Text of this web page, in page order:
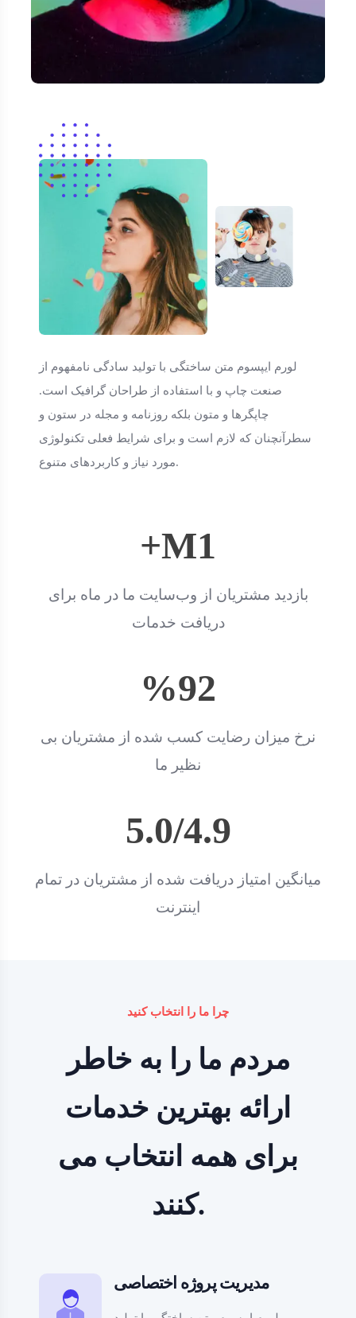
لورم ایپسوم متن ساختگی با تولید سادگی نامفهوم از
صنعت چاپ و با استفاده از طراحان گرافیک است.
چاپگرها و متون بلکه روزنامه و مجله در ستون و
سطرآنچنان که لازم است و برای شرایط فعلی تکنولوژی
مورد نیاز و کاربردهای متنوع.
+M1
بازدید مشتریان از وب‌سایت ما در ماه برای
دریافت خدمات
%92
نرخ میزان رضایت کسب شده از مشتریان بی
نظیر ما
5.0/4.9
میانگین امتیاز دریافت شده از مشتریان در تمام
اینترنت
چرا ما را انتخاب کنید
مردم ما را به خاطر
ارائه بهترین خدمات
برای همه انتخاب می
کنند.
مدیریت پروژه اختصاصی